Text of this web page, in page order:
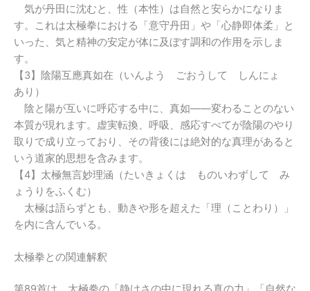
気が丹田に沈むと、性（本性）は自然と安らかになりま
す。これは太極拳における「意守丹田」や「心静即体柔」と
いった、気と精神の安定が体に及ぼす調和の作用を示しま
す。
【3】陰陽互應真如在（いんよう ごおうして しんにょ
あり）
陰と陽が互いに呼応する中に、真如――変わることのない
本質が現れます。虚実転換、呼吸、感応すべてが陰陽のやり
取りで成り立っており、その背後には絶対的な真理があると
いう道家的思想を含みます。
【4】太極無言妙理涵（たいきょくは ものいわずして み
ょうりをふくむ）
太極は語らずとも、動きや形を超えた「理（ことわり）」
を内に含んでいる。
太極拳との関連解釈